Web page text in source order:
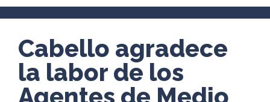
Cabello agradece
la labor de los
Agentes de Medio